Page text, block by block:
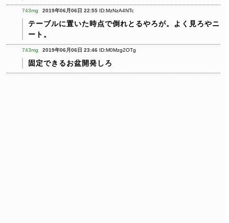
743mg 2019年06月06日 22:55 ID:MzNzA4NTc
テーブルに置いた時点で倒れとるやろが。よく見ろやニ
ート。
743mg 2019年06月06日 23:46 ID:M0Mzg2OTg
固定できるお盆開発しろ